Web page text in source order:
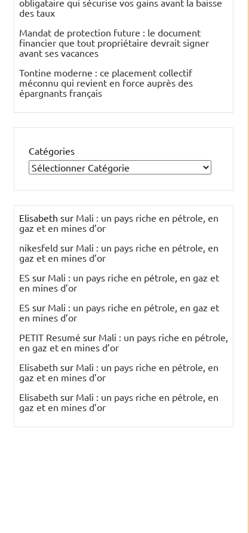
obligataire qui sécurise vos gains avant la baisse
des taux
Mandat de protection future : le document
financier que tout propriétaire devrait signer
avant ses vacances
Tontine moderne : ce placement collectif
méconnu qui revient en force auprès des
épargnants français
Catégories
Elisabeth sur Mali : un pays riche en pétrole, en
gaz et en mines d’or
nikesfeld sur Mali : un pays riche en pétrole, en
gaz et en mines d’or
ES sur Mali : un pays riche en pétrole, en gaz et
en mines d’or
ES sur Mali : un pays riche en pétrole, en gaz et
en mines d’or
PETIT Resumé sur Mali : un pays riche en pétrole,
en gaz et en mines d’or
Elisabeth sur Mali : un pays riche en pétrole, en
gaz et en mines d’or
Elisabeth sur Mali : un pays riche en pétrole, en
gaz et en mines d’or